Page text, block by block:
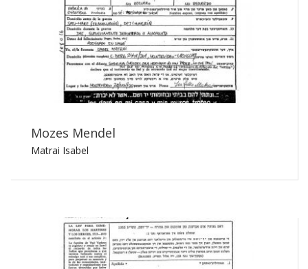
Mozes Mendel
Matrai Isabel